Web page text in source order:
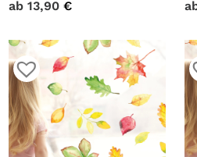
Schubkarre mit Kürbissen
Fensteraufkleber
Kinderzimmer Baby Kind
ab13,90€